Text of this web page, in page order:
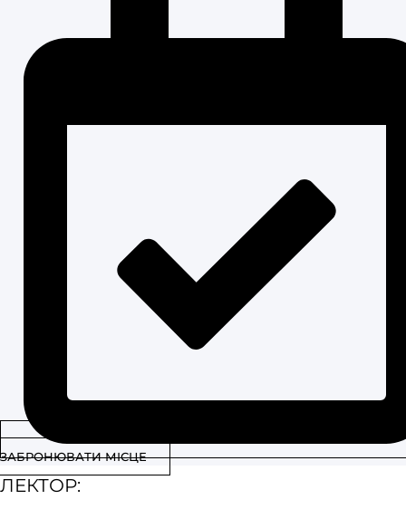
ЗАБРОНЮВАТИ МІСЦЕ
ЛЕКТОР: